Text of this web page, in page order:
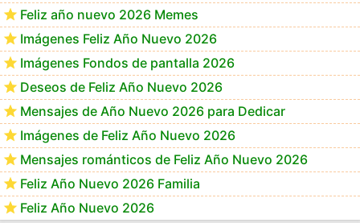
Feliz año nuevo 2026 Memes
Imágenes Feliz Año Nuevo 2026
Imágenes Fondos de pantalla 2026
Deseos de Feliz Año Nuevo 2026
Mensajes de Año Nuevo 2026 para Dedicar
Imágenes de Feliz Año Nuevo 2026
Mensajes románticos de Feliz Año Nuevo 2026
Feliz Año Nuevo 2026 Familia
Feliz Año Nuevo 2026